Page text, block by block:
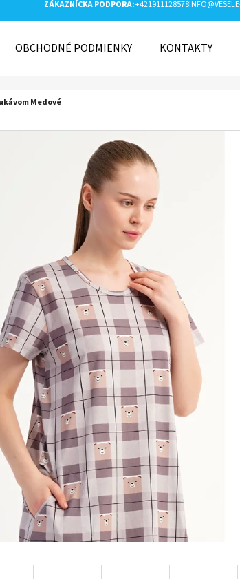
ZÁKAZNÍCKA PODPORA:+421911128578
OBCHODNÉ PODMIENKY KONTAKTY
Medové
DÁMSKA NOČNÁ KOŠEĽA S KRÁTKYM
RUKÁVOM LAURA
€25,90